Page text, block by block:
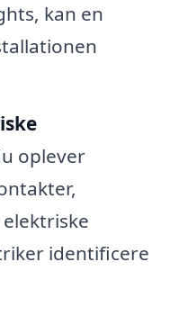
kan en
oplever
identificere